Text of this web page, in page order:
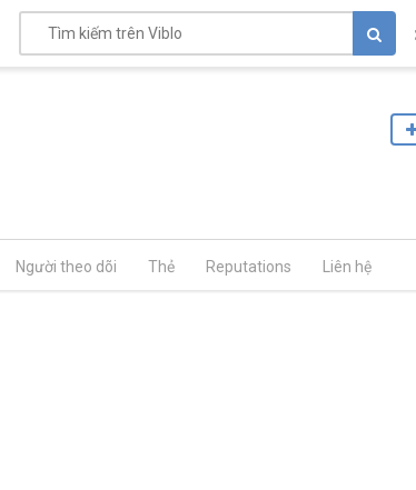
Người theo dõi Thẻ Reputations Liên hệ